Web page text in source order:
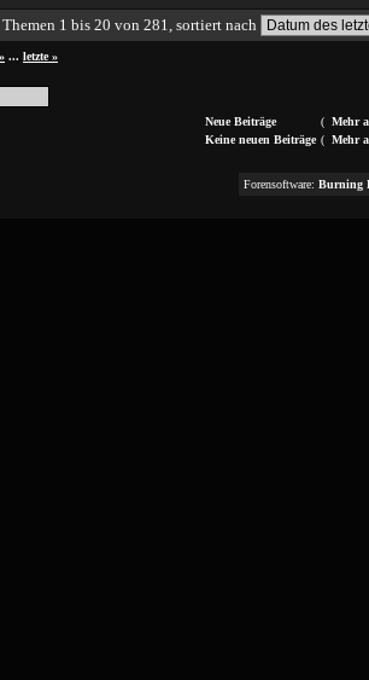
1 bis 20 von 281, sortiert nach
... letzte »
Neue Beiträge ( Mehr
Keine neuen Beiträge ( Mehr
Forensoftware: Burning